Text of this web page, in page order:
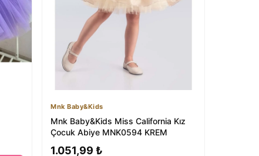
Mnk Baby&Kids
Mnk Baby&Kids Miss California Kız
Çocuk Abiye MNK0594 KREM
1.051,99 ₺